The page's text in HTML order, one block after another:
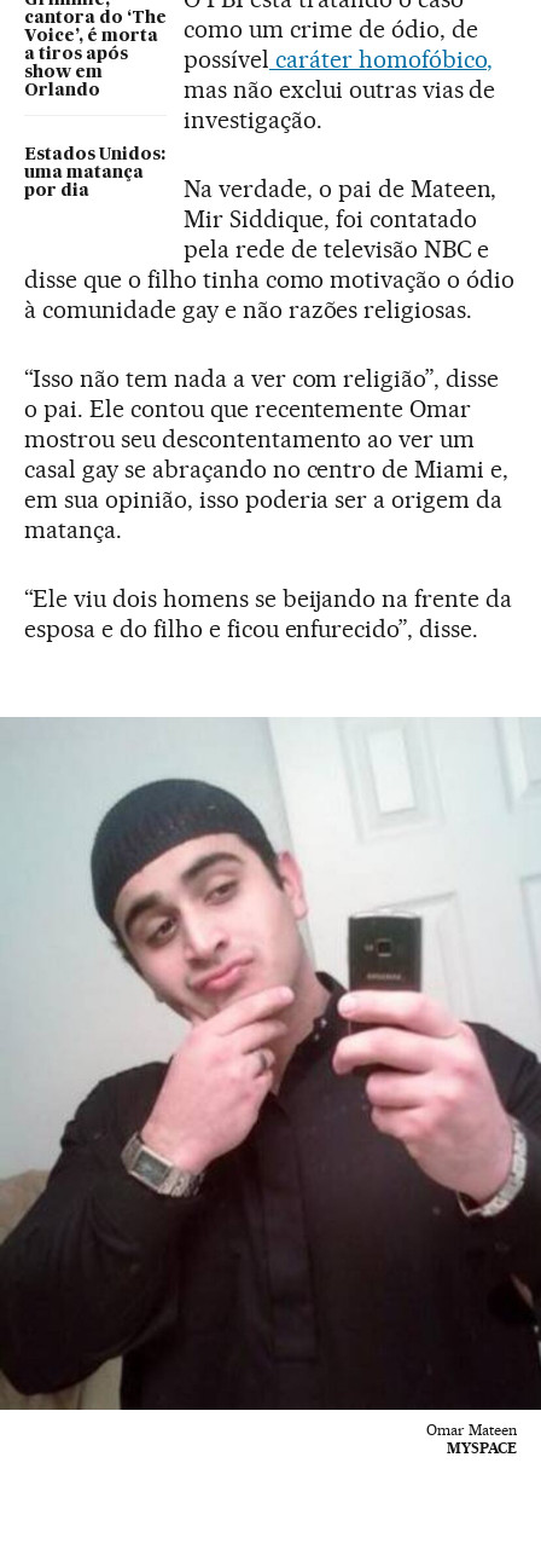
cantora do ‘The
Voice’, é morta
a tiros após
show em
Orlando
Estados Unidos:
uma matança
por dia
como um crime de ódio, de
possível caráter homofóbico,
mas não exclui outras vias de
investigação.
Na verdade, o pai de Mateen,
Mir Siddique, foi contatado
pela rede de televisão NBC e
disse que o filho tinha como motivação o ódio
à comunidade gay e não razões religiosas.
“Isso não tem nada a ver com religião”, disse
o pai. Ele contou que recentemente Omar
mostrou seu descontentamento ao ver um
casal gay se abraçando no centro de Miami e,
em sua opinião, isso poderia ser a origem da
matança.
“Ele viu dois homens se beijando na frente da
esposa e do filho e ficou enfurecido”, disse.
Omar Mateen
MYSPACE